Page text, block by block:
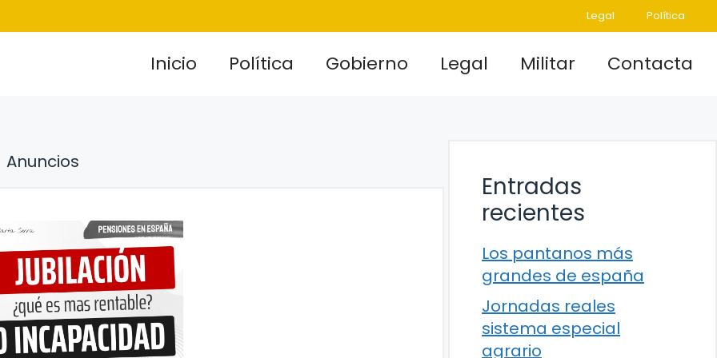
Legal Política
Inicio Política Gobierno Legal Militar Contacta
Anuncios
Entradas
recientes
Los pantanos más
grandes de españa
Jornadas reales
sistema especial
agrario